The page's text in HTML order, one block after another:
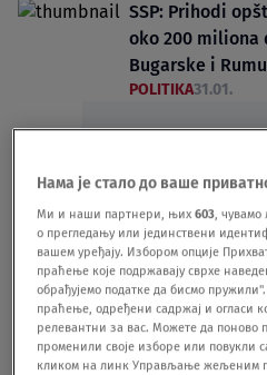
SSP: Prihodi
oko 200 miliona
Bugarske i
POLITIKA31.01.
Нама је стало до ваше
Ми и наши партнери, њих603, чувамо
о прегледању или јединствени
вашем уређају. Избором опције
праћење које подржавају сврхе
обрађујемо податке да бисмо
праћење, одређени садржај и огласи
релевантни за вас. Можете да поново
променили своје изборе или повукли
кликом на линк Управљање жељеним